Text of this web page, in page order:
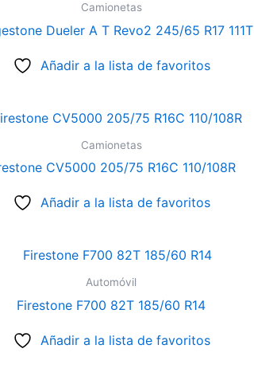
Camionetas
Dueler A T Revo2 245/65 R17 111T
Añadir a la lista de favoritos
Camionetas
CV5000 205/75 R16C 110/108R
Añadir a la lista de favoritos
Automóvil
Firestone F700 82T 185/60 R14
Añadir a la lista de favoritos